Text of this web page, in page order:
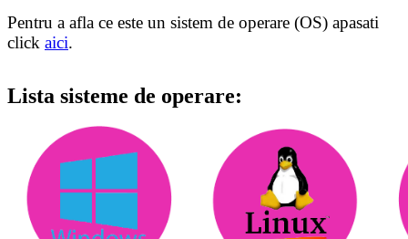
Pentru a afla ce este un sistem de operare (OS) apasati
click aici.
Lista sisteme de operare: